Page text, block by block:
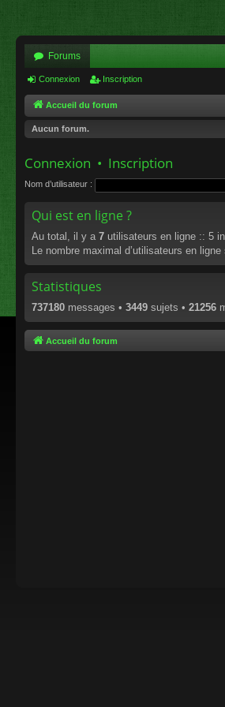
Forums
Connexion Inscription
Accueil du forum
Aucun forum.
Connexion • Inscription
Nom d’utilisateur :
Qui est en ligne ?
Au total, il y a 7 utilisateurs en ligne :: 5
Le nombre maximal d’utilisateurs en
Statistiques
737180 messages • 3449 sujets • 21256
Accueil du forum